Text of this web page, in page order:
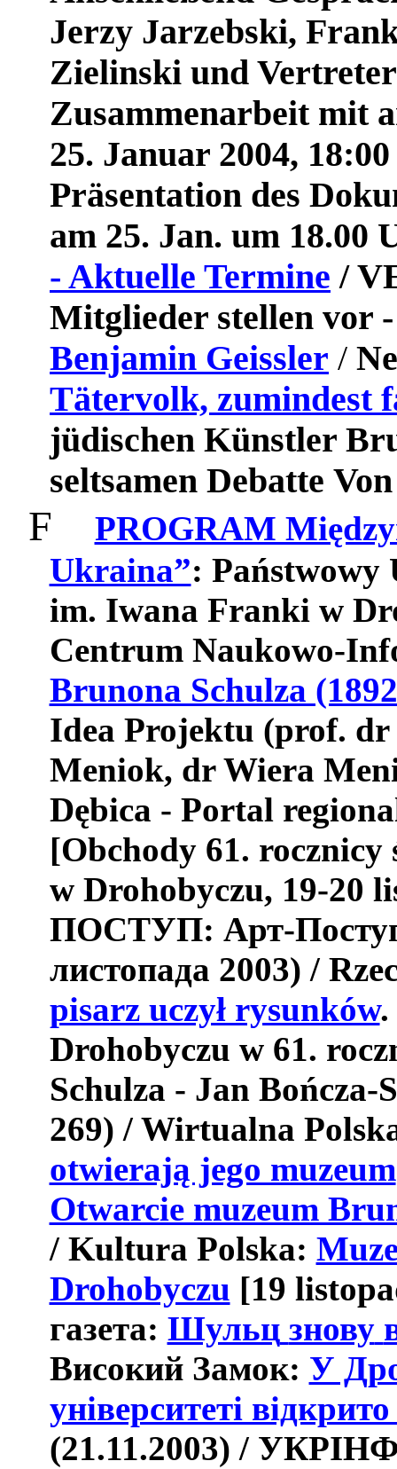
Jerzy Jarzebski,
Zielinski und
Zusammenarbeit mit
25. Januar 2004,
Präsentation des
am 25. Jan. um
- Aktuelle Termine /
Mitglieder stellen vor
Benjamin Geissler /
Tätervolk, zumindest
jüdischen Künstler
seltsamen Debatte
F
PROGRAM
Ukraina”: Państwowy
im. Iwana Franki w
Centrum Naukowo-
Brunona Schulza
Idea Projektu (prof.
Meniok, dr Wiera
Dębica - Portal
[Obchody 61.
w Drohobyczu, 19-20
ПОСТУП: Арт-
листопада 2003) /
pisarz uczył rysunków.
Drohobyczu w 61.
Schulza - Jan Bończa-
269) / Wirtualna
otwierają jego muzeum
Otwarcie muzeum
/ Kultura Polska:
Drohobyczu [19
газета: Шульц знову
Високий Замок: У
університеті
(21.11.2003) /